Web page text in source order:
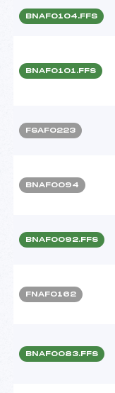
BNAF0104.FFS
BNAF0101.FFS
FSAF0223
BNAF0094
BNAF0092.FFS
FNAF0162
BNAF0083.FFS